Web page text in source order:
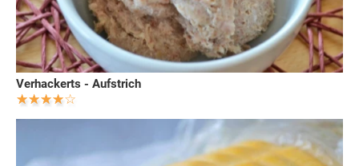
Verhackerts - Aufstrich